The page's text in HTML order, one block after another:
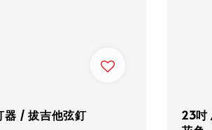
器 / 拔吉他弦釘
23吋